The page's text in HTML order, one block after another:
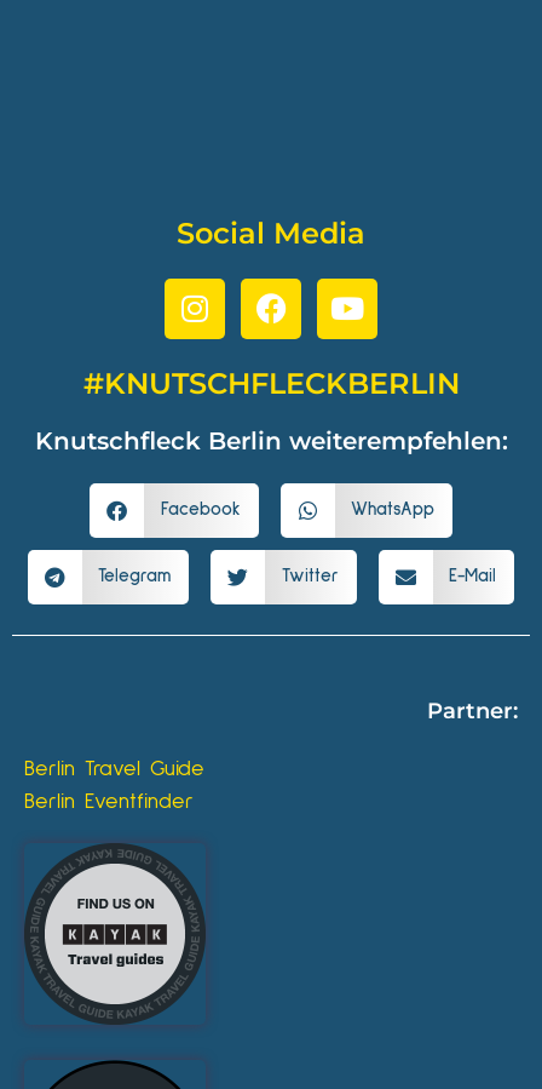
Social Media
#KNUTSCHFLECKBERLIN
Knutschfleck Berlin weiterempfehlen:
Facebook WhatsApp
Telegram Twitter E-Mail
Partner:
Berlin Travel Guide
Berlin Eventfinder